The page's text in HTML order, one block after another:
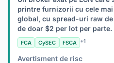
printre furnizorii cu cele
global, cu spread-uri raw
de doar $2 per lot per parte.
FCA CySEC FSCA +1
Avertisment de risc